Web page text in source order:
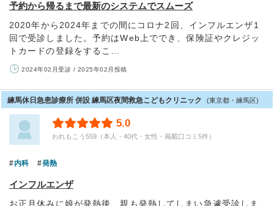
予約から帰るまで最新のシステムでスムーズ
2020年から2024年までの間にコロナ2回、インフルエンザ1
回で受診しました。予約はWeb上ででき、保険証やクレジッ
トカードの登録をするこ…
2024年02月受診 / 2025年02月投稿
練馬休日急患診療所 併設 練馬区夜間救急こどもクリニック (東京都・練馬区)
5.0
われもこう559（本人・40代・女性・掲載口コミ5件）
内科 発熱
インフルエンザ
お正月休みに娘が発熱後、親も発熱してしまい急遽受診しま